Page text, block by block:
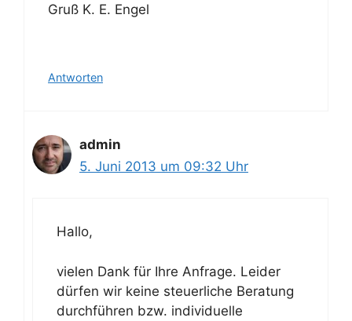
Gruß K. E. Engel
Antworten
admin
5. Juni 2013 um 09:32 Uhr
Hallo,
vielen Dank für Ihre Anfrage. Leider
dürfen wir keine steuerliche Beratung
durchführen bzw. individuelle